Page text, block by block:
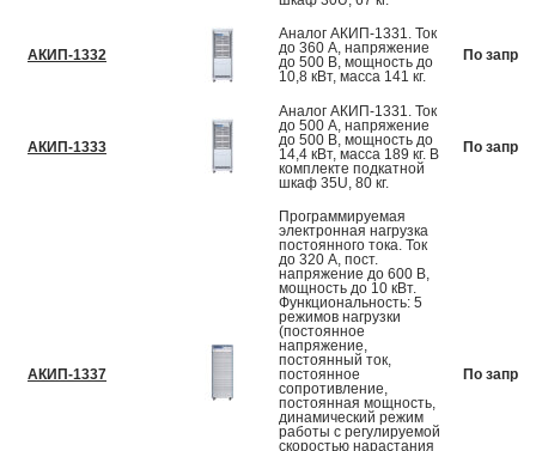
АКИП-1332
Аналог АКИП-1331. Ток
до 360 А, напряжение
до 500 В, мощность до
10,8 кВт, масса 141 кг.
По
АКИП-1333
Аналог АКИП-1331. Ток
до 500 А, напряжение
до 500 В, мощность до
14,4 кВт, масса 189 кг. В
комплекте подкатной
шкаф 35U, 80 кг.
По
АКИП-1337
Программируемая
электронная нагрузка
постоянного тока. Ток
до 320 А, пост.
напряжение до 600 В,
мощность до 10 кВт.
Функциональность: 5
режимов нагрузки
(постоянное
напряжение,
постоянный ток,
постоянное
сопротивление,
постоянная мощность,
динамический режим
работы с регулируемой
скоростью нарастания
По